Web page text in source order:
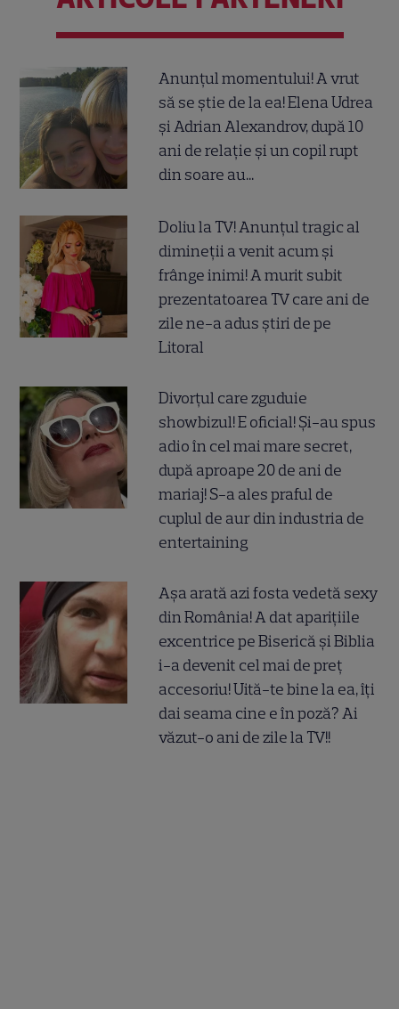
Anunțul momentului! A vrut
să se știe de la ea! Elena Udrea
și Adrian Alexandrov, după 10
ani de relație și un copil rupt
din soare au...
Doliu la TV! Anunțul tragic al
dimineții a venit acum și
frânge inimi! A murit subit
prezentatoarea TV care ani de
zile ne-a adus știri de pe
Litoral
Divorțul care zguduie
showbizul! E oficial! Și-au spus
adio în cel mai mare secret,
după aproape 20 de ani de
mariaj! S-a ales praful de
cuplul de aur din industria de
entertaining
Așa arată azi fosta vedetă sexy
din România! A dat aparițiile
excentrice pe Biserică și Biblia
i-a devenit cel mai de preț
accesoriu! Uită-te bine la ea, îți
dai seama cine e în poză? Ai
văzut-o ani de zile la TV!!